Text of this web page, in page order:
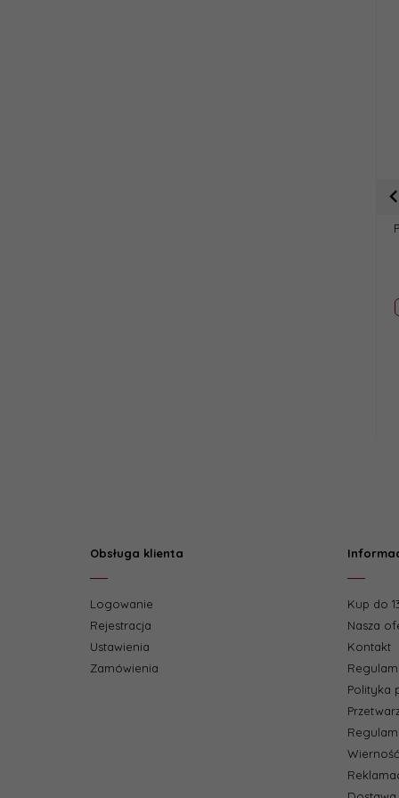
Obsługa klienta
Logowanie
Rejestracja
Ustawienia
Zamówienia
Kup do
Nasza
Kontakt
Polityka